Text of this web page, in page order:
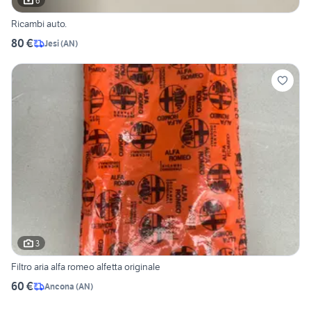
Ricambi auto.
80 € Jesi(AN)
3
Filtro aria alfa romeo alfetta originale
60 € Ancona (AN)